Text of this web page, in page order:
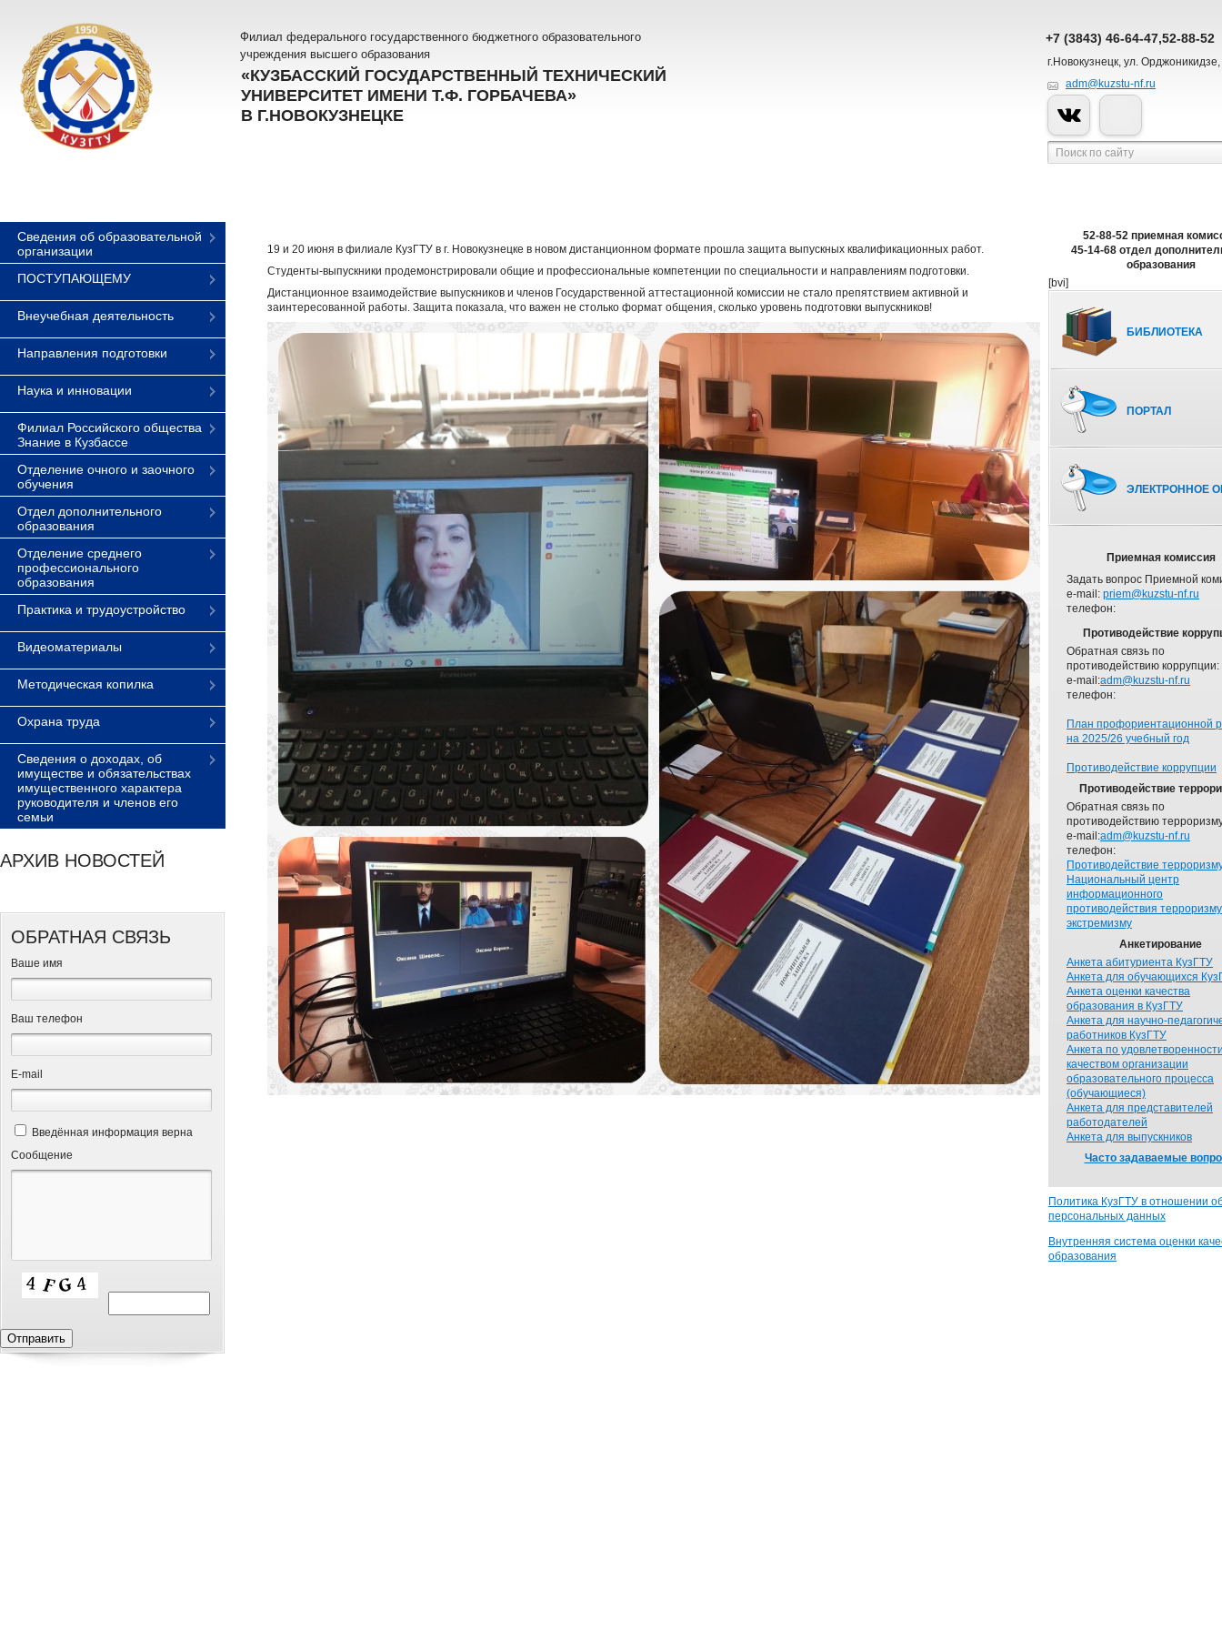
Филиал федерального государственного бюджетного образовательного
учреждения высшего образования
«КУЗБАССКИЙ ГОСУДАРСТВЕННЫЙ ТЕХНИЧЕСКИЙ
УНИВЕРСИТЕТ ИМЕНИ Т.Ф. ГОРБАЧЕВА»
В Г.НОВОКУЗНЕЦКЕ
+7 (3843) 46-64-47,52-88-52
г.Новокузнецк, ул.
adm@kuzstu-nf.ru
Сведения об образовательной
организации
ПОСТУПАЮЩЕМУ
Внеучебная деятельность
Направления подготовки
Наука и инновации
Филиал Российского общества
Знание в Кузбассе
Отделение очного и заочного
обучения
Отдел дополнительного
образования
Отделение среднего
профессионального
образования
Практика и трудоустройство
Видеоматериалы
Методическая копилка
Охрана труда
Сведения о доходах, об
имуществе и обязательствах
имущественного характера
руководителя и членов его
семьи
АРХИВ НОВОСТЕЙ
ОБРАТНАЯ СВЯЗЬ
Ваше имя
Ваш телефон
Е-mail
Введённая информация верна
Сообщение
19 и 20 июня в филиале КузГТУ в г. Новокузнецке в новом дистанционном формате прошла защита выпускных квалификационных работ.
Студенты-выпускники продемонстрировали общие и профессиональные компетенции по специальности и направлениям подготовки.
Дистанционное взаимодействие выпускников и членов Государственной аттестационной комиссии не стало препятствием активной и
заинтересованной работы. Защита показала, что важен не столько формат общения, сколько уровень подготовки выпускников!
52-88-52 приемная
45-14-68 отдел
образования
[bvi]
БИБЛИОТЕКА
ПОРТАЛ
ЭЛЕКТРОННОЕ
Приемная комиссия
Задать вопрос Приемной
e-mail: priem@kuzstu-nf.ru
телефон:
Противодействие
Обратная связь по
противодействию коррупции:
e-mail:adm@kuzstu-nf.ru
телефон:
План профориентационной
на 2025/26 учебный год
Противодействие коррупции
Противодействие
Обратная связь по
противодействию
e-mail:adm@kuzstu-nf.ru
телефон:
Противодействие
Национальный центр
информационного
противодействия
экстремизму
Анкетирование
Анкета абитуриента КузГТУ
Анкета для обучающихся
Анкета оценки качества
образования в КузГТУ
Анкета для научно-
работников КузГТУ
Анкета по
качеством организации
образовательного процесса
(обучающиеся)
Анкета для представителей
работодателей
Анкета для выпускников
Часто задаваемые
Политика КузГТУ в отношении
персональных данных
Внутренняя система оценки
образования